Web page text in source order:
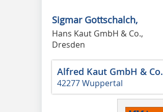
Sigmar Gottschalch,
Hans Kaut GmbH & Co.,
Dresden
Alfred Kaut GmbH & Co.
42277 Wuppertal